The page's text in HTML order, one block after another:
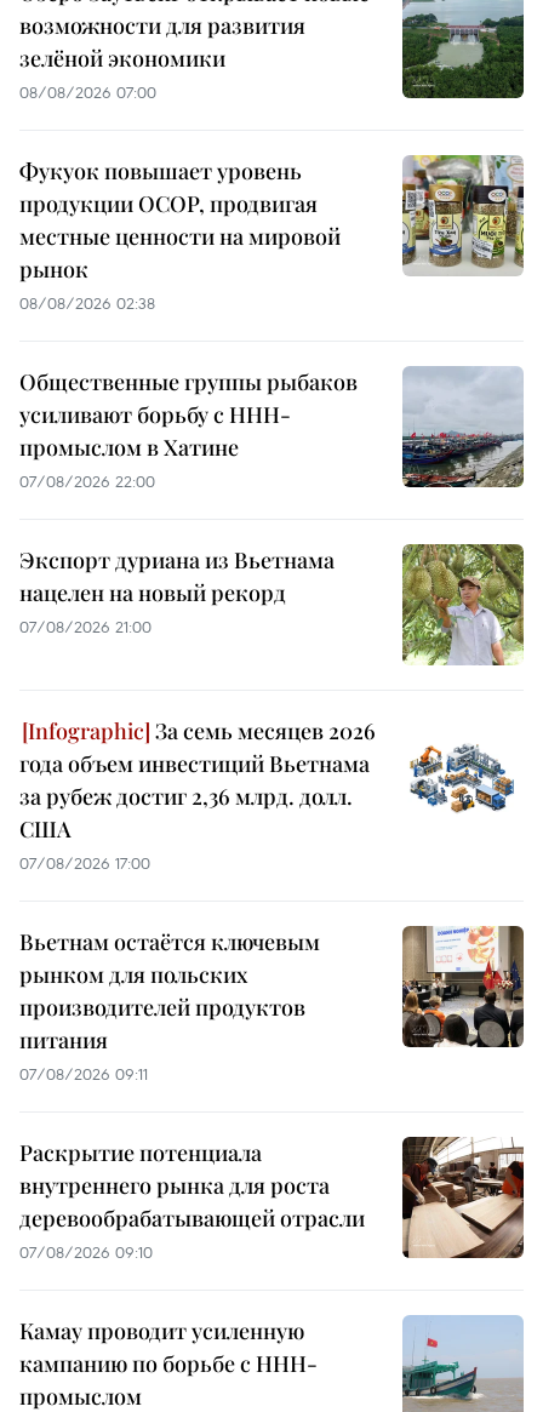
возможности для развития
зелёной экономики
08/08/2026 07:00
Фукуок повышает уровень
продукции OCOP, продвигая
местные ценности на мировой
рынок
08/08/2026 02:38
Общественные группы рыбаков
усиливают борьбу с ННН-
промыслом в Хатине
07/08/2026 22:00
Экспорт дуриана из Вьетнама
нацелен на новый рекорд
07/08/2026 21:00
За семь месяцев 2026
года объем инвестиций Вьетнама
за рубеж достиг 2,36 млрд. долл.
США
07/08/2026 17:00
Вьетнам остаётся ключевым
рынком для польских
производителей продуктов
питания
07/08/2026 09:11
Раскрытие потенциала
внутреннего рынка для роста
деревообрабатывающей отрасли
07/08/2026 09:10
Камау проводит усиленную
кампанию по борьбе с ННН-
промыслом